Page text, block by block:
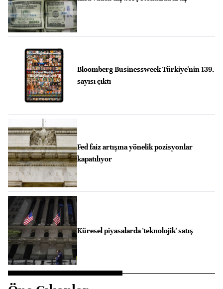
Bloomberg Businessweek Türkiye'nin 139.
sayısı çıktı
Fed faiz artışına yönelik pozisyonlar
kapatılıyor
Küresel piyasalarda 'teknolojik' satış